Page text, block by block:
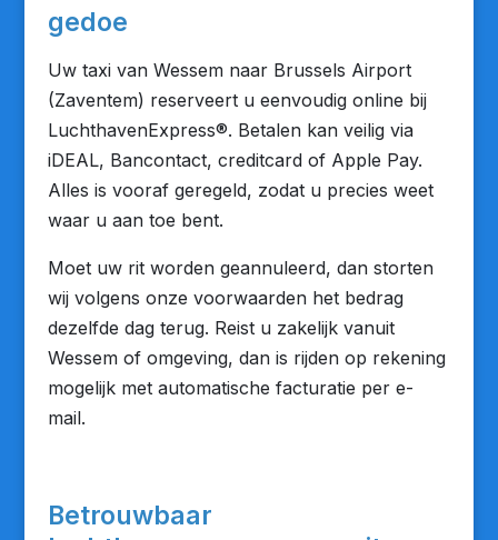
gedoe
Uw taxi van Wessem naar Brussels Airport
(Zaventem) reserveert u eenvoudig online bij
LuchthavenExpress®. Betalen kan veilig via
iDEAL, Bancontact, creditcard of Apple Pay.
Alles is vooraf geregeld, zodat u precies weet
waar u aan toe bent.
Moet uw rit worden geannuleerd, dan storten
wij volgens onze voorwaarden het bedrag
dezelfde dag terug. Reist u zakelijk vanuit
Wessem of omgeving, dan is rijden op rekening
mogelijk met automatische facturatie per e-
mail.
Betrouwbaar